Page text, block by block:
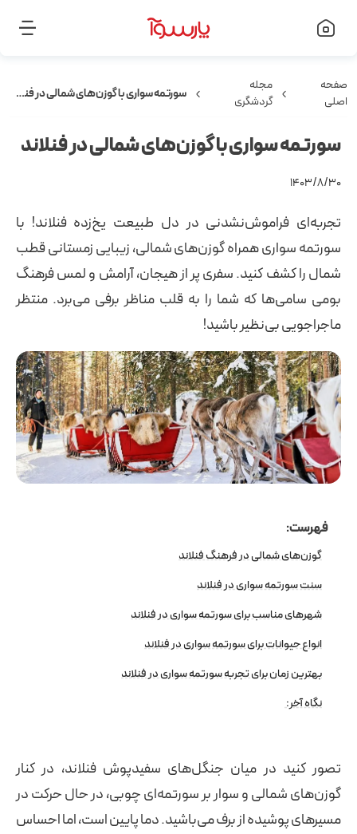
صفحه
اصلی
مجله
گردشگری
سورتمه‌‌ سواری با گوزن‌های شمالی در فنلاند
سورتمه‌‌ سواری با گوزن‌های شمالی در فنلاند
۱۴۰۳/۸/۳۰
تجربه‌ای فراموش‌نشدنی در دل طبیعت یخ‌زده فنلاند! با
سورتمه سواری همراه گوزن‌های شمالی، زیبایی زمستانی قطب
شمال را کشف کنید. سفری پر از هیجان، آرامش و لمس فرهنگ
بومی سامی‌ها که شما را به قلب مناظر برفی می‌برد. منتظر
ماجراجویی بی‌نظیر باشید!
فهرست:
گوزن‌های شمالی در فرهنگ فنلاند
سنت سورتمه‌ سواری در فنلاند
شهرهای مناسب برای سورتمه‌ سواری در فنلاند
انواع حیوانات برای سورتمه‌ سواری در فنلاند
بهترین زمان برای تجربه سورتمه‌ سواری در فنلاند
نگاه آخر:
تصور کنید در میان جنگل‌های سفیدپوش فنلاند، در کنار
گوزن‌های شمالی و سوار بر سورتمه‌ای چوبی، در حال حرکت در
مسیرهای پوشیده از برف‌ می‌باشید. دما پایین است، اما احساس